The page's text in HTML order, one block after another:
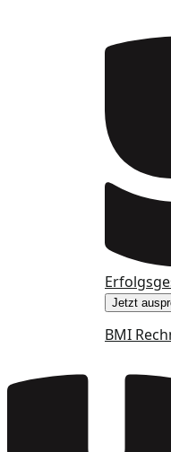
Jetzt
BMI